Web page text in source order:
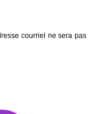
courriel ne sera pas